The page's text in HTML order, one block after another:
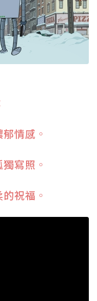
郁情感 。
寫照 。
祝福 。